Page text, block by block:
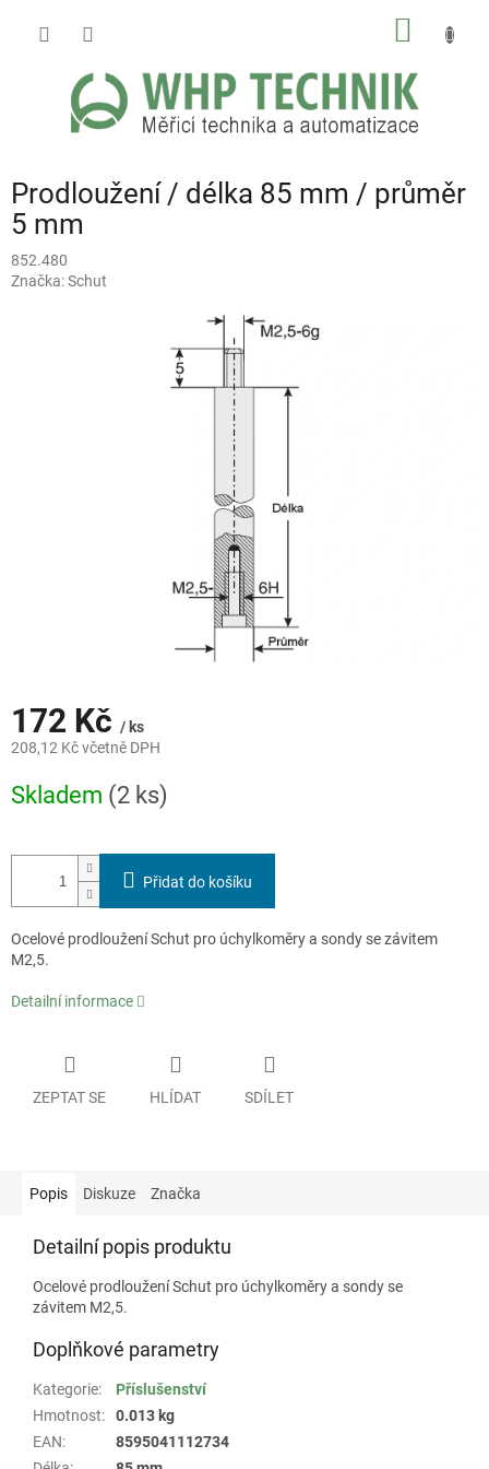
Prodloužení / délka 85 mm / průměr
5 mm
852.480
Značka:Schut
172 Kč / ks
208,12 Kč včetně DPH
cena:
Skladem (2 ks)
Přidat do košíku
Ocelové prodloužení Schut pro úchylkoměry a sondy se závitem
M2,5.
Detailní informace
ZEPTAT SE HLÍDAT SDÍLET
Popis Diskuze Značka
Detailní popis produktu
Ocelové prodloužení Schut pro úchylkoměry a sondy se
závitem M2,5.
Doplňkové parametry
Kategorie:
Příslušenství
Hmotnost:
0.013 kg
EAN:
8595041112734